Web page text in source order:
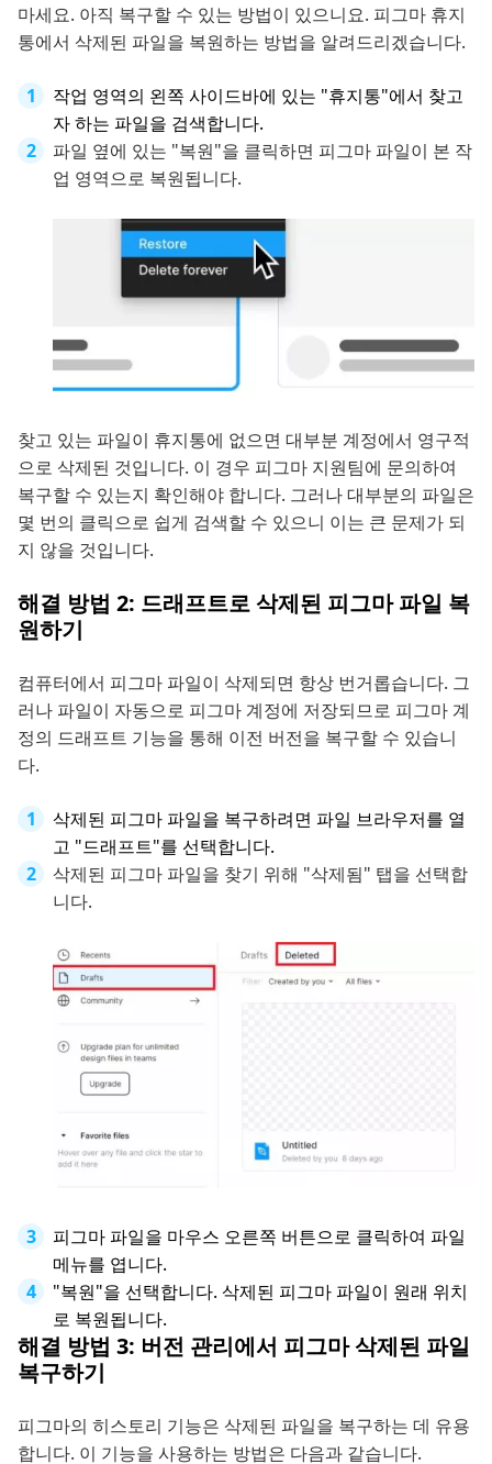
마세요. 아직 복구할 수 있는 방법이 있으니요. 피그마 휴지
통에서 삭제된 파일을 복원하는 방법을 알려드리겠습니다.
작업 영역의 왼쪽 사이드바에 있는 "휴지통"에서 찾고
자 하는 파일을 검색합니다.
파일 옆에 있는 "복원"을 클릭하면 피그마 파일이 본 작
업 영역으로 복원됩니다.
찾고 있는 파일이 휴지통에 없으면 대부분 계정에서 영구적
으로 삭제된 것입니다. 이 경우 피그마 지원팀에 문의하여
복구할 수 있는지 확인해야 합니다. 그러나 대부분의 파일은
몇 번의 클릭으로 쉽게 검색할 수 있으니 이는 큰 문제가 되
지 않을 것입니다.
해결 방법 2: 드래프트로 삭제된 피그마 파일 복
원하기
컴퓨터에서 피그마 파일이 삭제되면 항상 번거롭습니다. 그
러나 파일이 자동으로 피그마 계정에 저장되므로 피그마 계
정의 드래프트 기능을 통해 이전 버전을 복구할 수 있습니
다.
삭제된 피그마 파일을 복구하려면 파일 브라우저를 열
고 "드래프트"를 선택합니다.
삭제된 피그마 파일을 찾기 위해 "삭제됨" 탭을 선택합
니다.
피그마 파일을 마우스 오른쪽 버튼으로 클릭하여 파일
메뉴를 엽니다.
"복원"을 선택합니다. 삭제된 피그마 파일이 원래 위치
로 복원됩니다.
해결 방법 3: 버전 관리에서 피그마 삭제된 파일
복구하기
피그마의 히스토리 기능은 삭제된 파일을 복구하는 데 유용
합니다. 이 기능을 사용하는 방법은 다음과 같습니다.